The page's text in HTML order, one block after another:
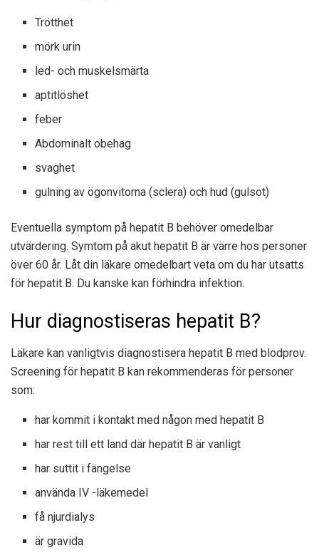
Trötthet
mörk urin
led- och muskelsmärta
aptitlöshet
feber
Abdominalt obehag
svaghet
gulning av ögonvitorna (sclera) och hud (gulsot)
Eventuella symptom på hepatit B behöver omedelbar
utvärdering. Symtom på akut hepatit B är värre hos personer
över 60 år. Låt din läkare omedelbart veta om du har utsatts
för hepatit B. Du kanske kan förhindra infektion.
Hur diagnostiseras hepatit B?
Läkare kan vanligtvis diagnostisera hepatit B med blodprov.
Screening för hepatit B kan rekommenderas för personer
som:
har kommit i kontakt med någon med hepatit B
har rest till ett land där hepatit B är vanligt
har suttit i fängelse
använda IV -läkemedel
få njurdialys
är gravida